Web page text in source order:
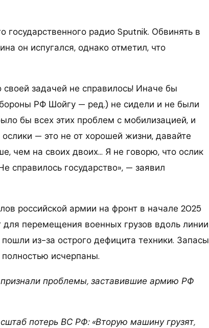
государственного радио Sputnik. Обвинять в
он испугался, однако отметил, что
задачей не справилось! Иначе бы
РФ Шойгу — ред.) не сидели и не были
бы всех этих проблем с мобилизацией, и
— это не от хорошей жизни, давайте
чем на своих двоих… Я не говорю, что ослик
справилось государство», — заявил
российской армии на фронт в начале 2025
перемещения военных грузов вдоль линии
из-за острого дефицита техники. Запасы
исчерпаны.
признали проблемы, заставившие армию РФ
потерь ВС РФ: «Вторую машину грузят,